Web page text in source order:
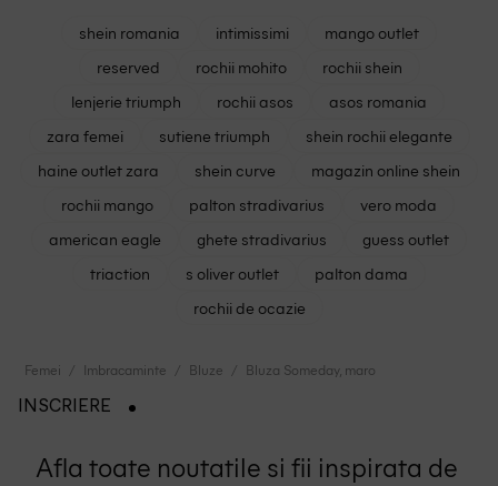
shein romania intimissimi
mango outlet
reserved
rochii mohito
rochii shein
lenjerie triumph
rochii asos
asos romania
zara femei
sutiene triumph
shein rochii elegante
haine outlet zara
shein curve
magazin online shein
rochii mango
palton stradivarius
vero moda
american eagle
ghete stradivarius
guess outlet
triaction
s oliver outlet
palton dama
rochii de ocazie
Femei Imbracaminte Bluze Bluza Someday, maro
INSCRIERE
Afla toate noutatile si fii inspirata de